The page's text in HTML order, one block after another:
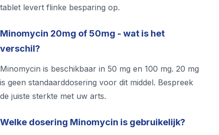
tablet levert flinke besparing op.
Minomycin 20mg of 50mg - wat is het
verschil?
Minomycin is beschikbaar in 50 mg en 100 mg. 20 mg
is geen standaarddosering voor dit middel. Bespreek
de juiste sterkte met uw arts.
Welke dosering Minomycin is gebruikelijk?